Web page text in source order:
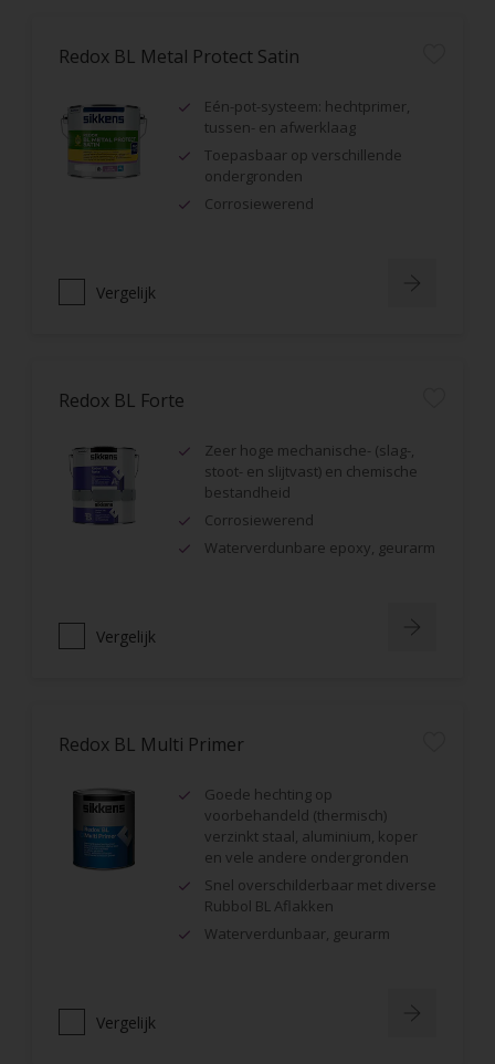
Redox BL Metal Protect Satin
Eén-pot-systeem: hechtprimer,
tussen- en afwerklaag
Toepasbaar op verschillende
ondergronden
Corrosiewerend
Vergelijk
Redox BL Forte
Zeer hoge mechanische- (slag-,
stoot- en slijtvast) en chemische
bestandheid
Corrosiewerend
Waterverdunbare epoxy, geurarm
Vergelijk
Redox BL Multi Primer
Goede hechting op
voorbehandeld (thermisch)
verzinkt staal, aluminium, koper
en vele andere ondergronden
Snel overschilderbaar met diverse
Rubbol BL Aflakken
Waterverdunbaar, geurarm
Vergelijk